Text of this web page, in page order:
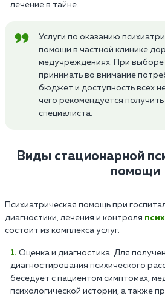
лечение в тайне.
Услуги по оказанию
помощи в частной клинике
медучреждениях. При выборе
принимать во внимание
бюджет и доступность всех
чего рекомендуется
специалиста.
Виды стационарной
помощи
Психиатрическая помощь при
диагностики, лечения и контроля
состоит из комплекса услуг.
Оценка и диагностика. Для
диагностирования психического
беседует с пациентом симптомах,
психологической истории, а также